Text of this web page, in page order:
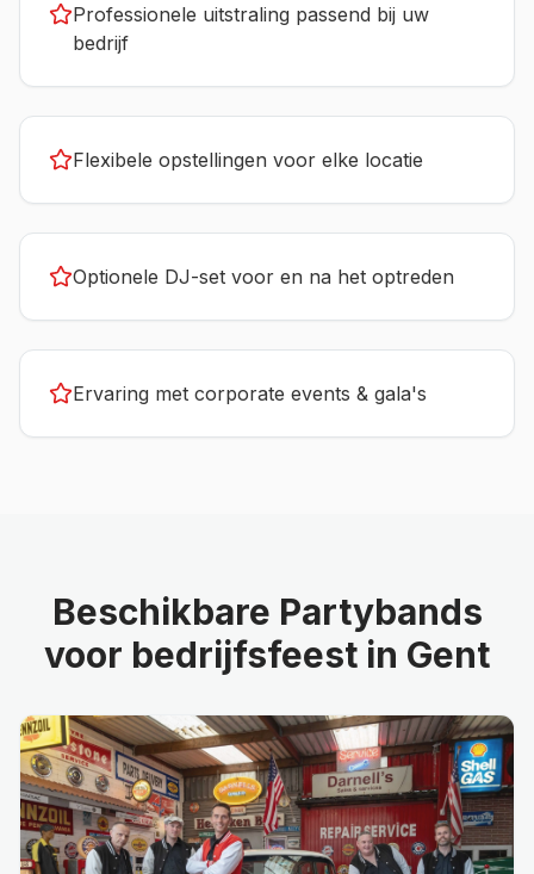
Professionele uitstraling passend bij uw
bedrijf
Flexibele opstellingen voor elke locatie
Optionele DJ-set voor en na het optreden
Ervaring met corporate events & gala's
Beschikbare Partybands
voor bedrijfsfeest in Gent